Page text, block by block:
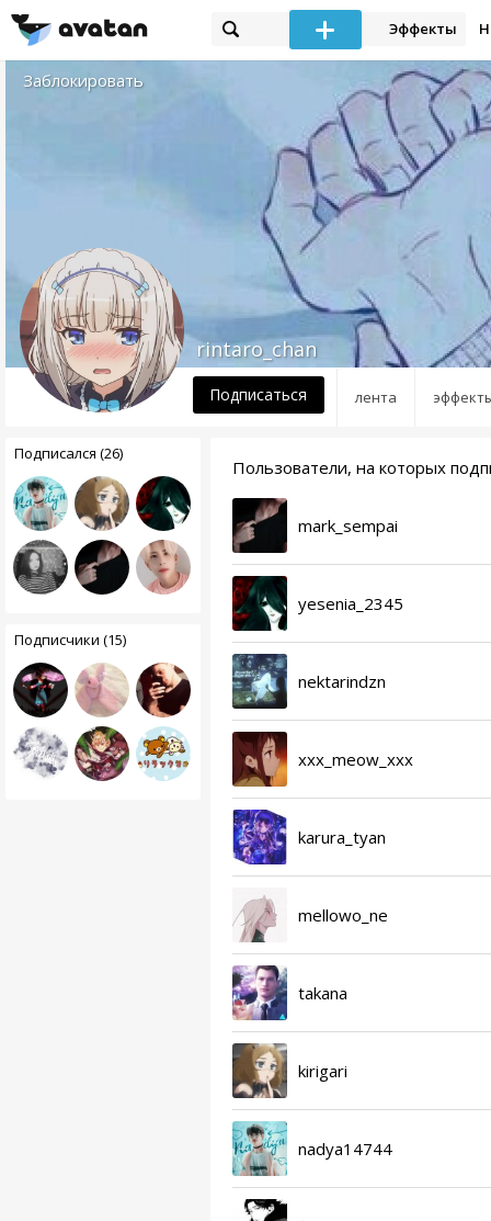
Эффекты
Заблокировать
лента
rintaro_chan
Подписаться
Подписался (26)
Подписчики (15)
Пользователи, на которых
mark_sempai
yesenia_2345
nektarindzn
xxx_meow_xxx
karura_tyan
mellowo_ne
takana
kirigari
nadya14744